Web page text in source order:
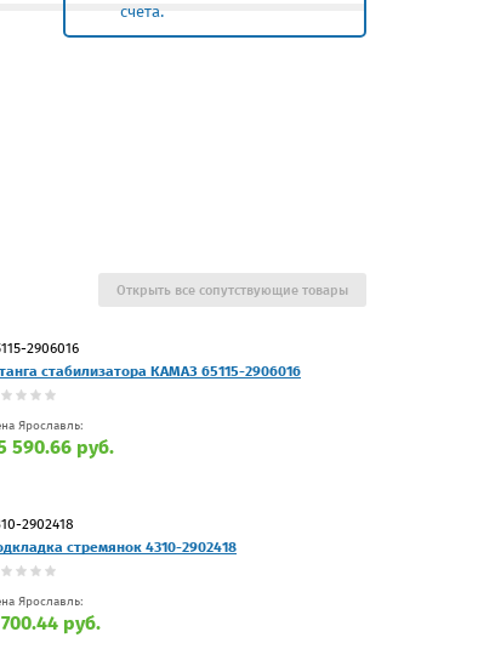
счета.
2906016
стабилизатора КАМАЗ 65115-2906016
Ярославль:
590.66 руб.
2902418
стремянок 4310-2902418
Ярославль:
руб.
Открыть все сопутствующие товары